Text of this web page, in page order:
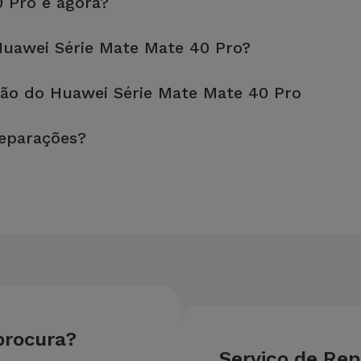
Série Mate Mate 40 Pro?
do Huawei Série Mate Mate 40 Pro
mais barata.